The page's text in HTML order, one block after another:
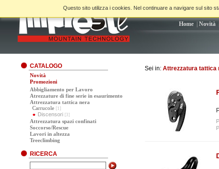
Questo sito utilizza i cookies. Nel continuare a navigare sul sito
Home Novità
CATALOGO
Novità
Promozioni
Abbigliamento per Lavoro
Atrezzature di fine serie in esaurimento
Attrezzatura tattica nera
Carrucole [1]
Discensori [3]
Attrezzatura spazi confinati
Soccorso/Rescue
Lavori in altezza
Treeclimbing
RICERCA
Sei in: Attrezzatura tattica